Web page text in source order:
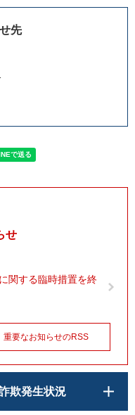
先
せ
関する臨時措置を終
重要なお知らせのRSS
欺発生状況